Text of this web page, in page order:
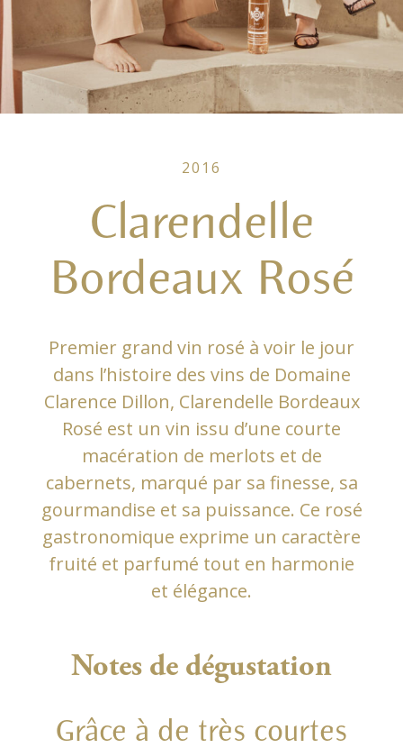
2016
Clarendelle
Bordeaux Rosé
Premier grand vin rosé à voir le jour
dans l’histoire des vins de Domaine
Clarence Dillon, Clarendelle Bordeaux
Rosé est un vin issu d’une courte
macération de merlots et de
cabernets, marqué par sa finesse, sa
gourmandise et sa puissance. Ce rosé
gastronomique exprime un caractère
fruité et parfumé tout en harmonie
et élégance.
Notes de dégustation
Grâce à de très courtes